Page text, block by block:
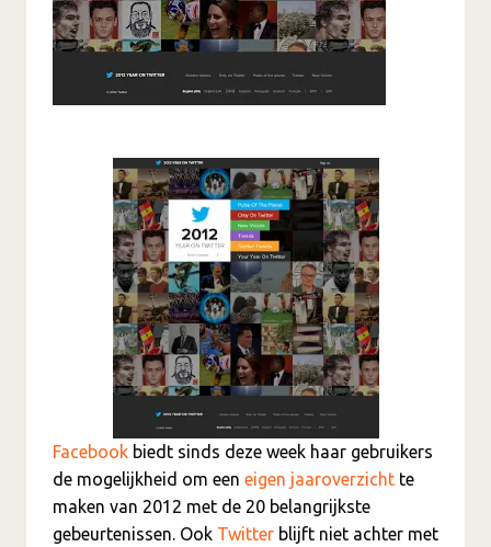
Facebook biedt sinds deze week haar gebruikers
de mogelijkheid om een eigen jaaroverzicht te
maken van 2012 met de 20 belangrijkste
gebeurtenissen. Ook Twitter blijft niet achter met